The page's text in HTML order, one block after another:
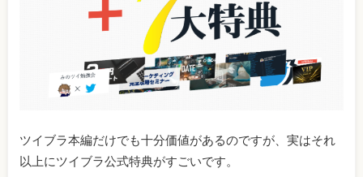
ツイブラ本編だけでも十分価値があるのですが、実はそれ
以上にツイブラ公式特典がすごいです。